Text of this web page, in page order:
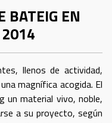
BATEIG EN
2014
llenos de actividad,
magnífica acogida. El
un material vivo, noble,
a su proyecto, según